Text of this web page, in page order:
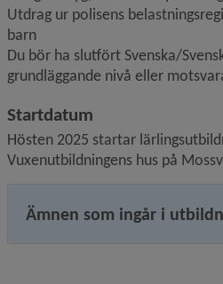
Utdrag ur polisens
barn
Du bör ha slutfört Svenska/
grundläggande nivå eller
Startdatum
Hösten 2025 startar
Vuxenutbildningens hus på
Ämnen som ingår i